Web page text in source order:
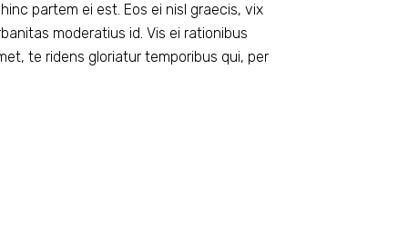
partem ei est. Eos ei nisl graecis, vix
moderatius id. Vis ei rationibus
te ridens gloriatur temporibus qui, per